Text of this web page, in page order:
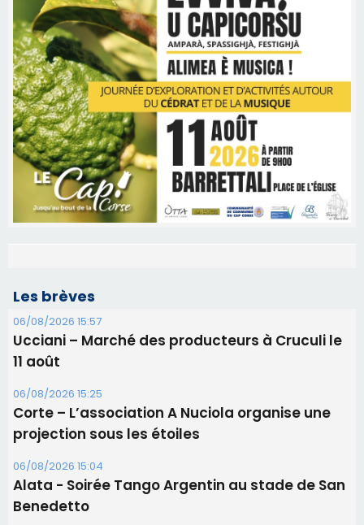
Les brèves
06/08/2026 15:57
Ucciani – Marché des producteurs à Cruculi le
11 août